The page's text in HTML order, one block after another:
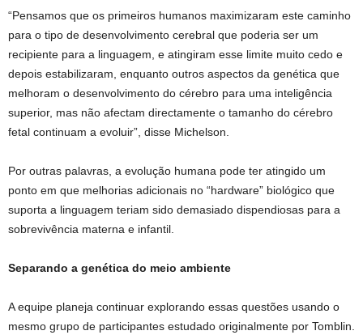
“Pensamos que os primeiros humanos maximizaram este caminho
para o tipo de desenvolvimento cerebral que poderia ser um
recipiente para a linguagem, e atingiram esse limite muito cedo e
depois estabilizaram, enquanto outros aspectos da genética que
melhoram o desenvolvimento do cérebro para uma inteligência
superior, mas não afectam directamente o tamanho do cérebro
fetal continuam a evoluir”, disse Michelson.
Por outras palavras, a evolução humana pode ter atingido um
ponto em que melhorias adicionais no “hardware” biológico que
suporta a linguagem teriam sido demasiado dispendiosas para a
sobrevivência materna e infantil.
Separando a genética do meio ambiente
A equipe planeja continuar explorando essas questões usando o
mesmo grupo de participantes estudado originalmente por Tomblin.